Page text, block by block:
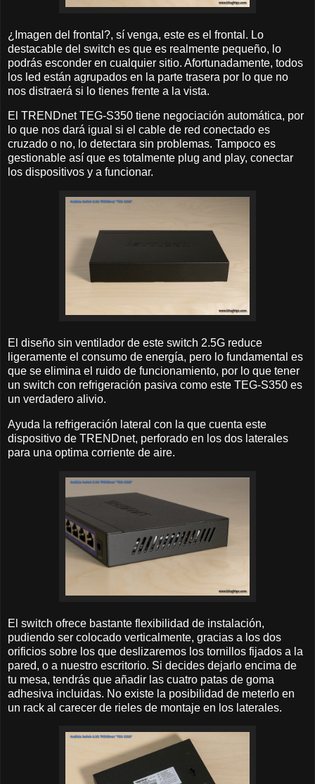
¿Imagen del frontal?, sí venga, este es el frontal. Lo
destacable del switch es que es realmente pequeño, lo
podrás esconder en cualquier sitio. Afortunadamente, todos
los led están agrupados en la parte trasera por lo que no
nos distraerá si lo tienes frente a la vista.
El TRENDnet TEG-S350 tiene negociación automática, por
lo que nos dará igual si el cable de red conectado es
cruzado o no, lo detectara sin problemas. Tampoco es
gestionable así que es totalmente plug and play, conectar
los dispositivos y a funcionar.
El diseño sin ventilador de este switch 2.5G reduce
ligeramente el consumo de energía, pero lo fundamental es
que se elimina el ruido de funcionamiento, por lo que tener
un switch con refrigeración pasiva como este TEG-S350 es
un verdadero alivio.
Ayuda la refrigeración lateral con la que cuenta este
dispositivo de TRENDnet, perforado en los dos laterales
para una optima corriente de aire.
El switch ofrece bastante flexibilidad de instalación,
pudiendo ser colocado verticalmente, gracias a los dos
orificios sobre los que deslizaremos los tornillos fijados a la
pared, o a nuestro escritorio. Si decides dejarlo encima de
tu mesa, tendrás que añadir las cuatro patas de goma
adhesiva incluidas. No existe la posibilidad de meterlo en
un rack al carecer de rieles de montaje en los laterales.